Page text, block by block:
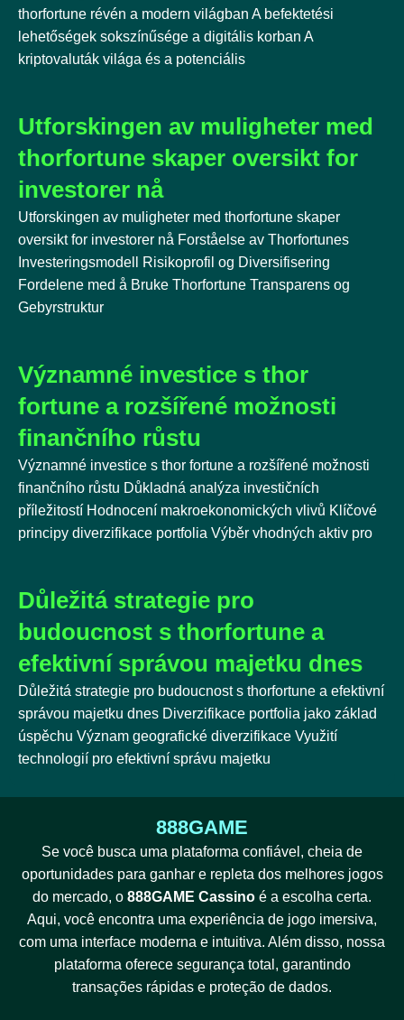
thorfortune révén a modern világban A befektetési
lehetőségek sokszínűsége a digitális korban A
kriptovaluták világa és a potenciális
Utforskingen av muligheter med
thorfortune skaper oversikt for
investorer nå
Utforskingen av muligheter med thorfortune skaper
oversikt for investorer nå Forståelse av Thorfortunes
Investeringsmodell Risikoprofil og Diversifisering
Fordelene med å Bruke Thorfortune Transparens og
Gebyrstruktur
Významné investice s thor
fortune a rozšířené možnosti
finančního růstu
Významné investice s thor fortune a rozšířené možnosti
finančního růstu Důkladná analýza investičních
příležitostí Hodnocení makroekonomických vlivů Klíčové
principy diverzifikace portfolia Výběr vhodných aktiv pro
Důležitá strategie pro
budoucnost s thorfortune a
efektivní správou majetku dnes
Důležitá strategie pro budoucnost s thorfortune a efektivní
správou majetku dnes Diverzifikace portfolia jako základ
úspěchu Význam geografické diverzifikace Využití
technologií pro efektivní správu majetku
888GAME
Se você busca uma plataforma confiável, cheia de
oportunidades para ganhar e repleta dos melhores jogos
do mercado, o 888GAME Cassino é a escolha certa.
Aqui, você encontra uma experiência de jogo imersiva,
com uma interface moderna e intuitiva. Além disso, nossa
plataforma oferece segurança total, garantindo
transações rápidas e proteção de dados.